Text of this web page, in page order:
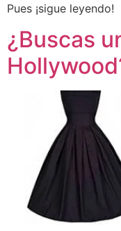
Pues ¡sigue leyendo!
¿Buscas